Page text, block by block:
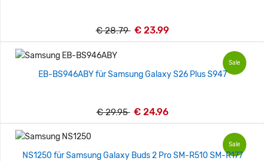
€ 28.79 € 23.99
Sale
EB-BS946ABY für Samsung Galaxy S26 Plus S947
€ 29.95 € 24.96
Sale
NS1250 für Samsung Galaxy Buds 2 Pro SM-R510 SM-R177